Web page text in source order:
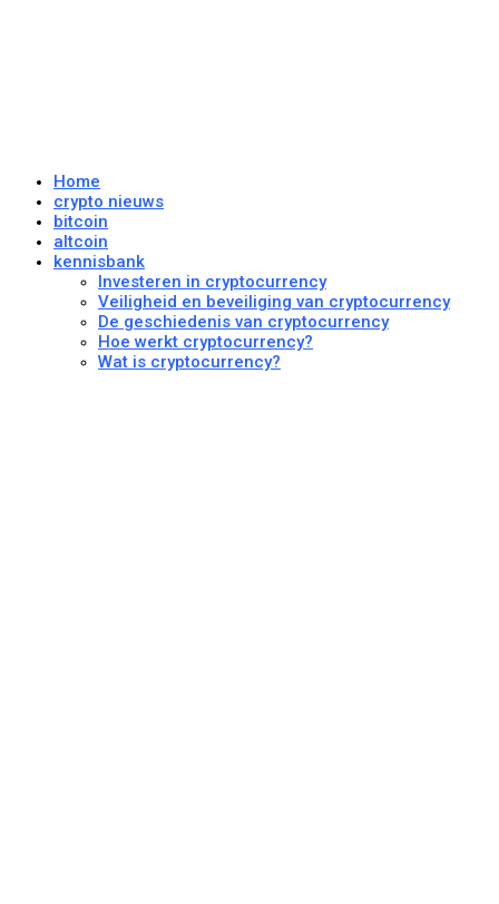
Home
crypto nieuws
bitcoin
altcoin
kennisbank
Investeren in cryptocurrency
Veiligheid en beveiliging van cryptocurrency
De geschiedenis van cryptocurrency
Hoe werkt cryptocurrency?
Wat is cryptocurrency?